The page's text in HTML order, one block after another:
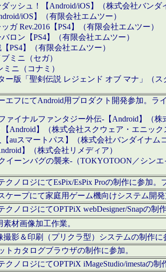
ッシュ！【Android/iOS】（株式会社バンダ
iOS】（有限会社エムツー）
ガ Rev.2016【PS4】（有限会社エムツー）
ロン【PS4】（有限会社エムツー）
PS4】（有限会社エムツー）
ミニ（セガ）
ミニ（コナミ）
ー版「聖剣伝説 レジェンド オブ マナ」（ス
エフにてAndroid用プロダクト開発参加。ラ
ァイナルファンタジー外伝-【Android】（株
Android】（株式会社スクウェア・エニック
auスマートパス】（株式会社バンダイナム
】（株式会社リメディア）
イーンバグの襲来-（TOKYOTOON／シンエ
クノロジにてEsPix/EsPix Proの制作に参加
ケープにて家庭用ゲーム機向けシステム開発
クノロジにてOPTPiX webDesigner/Snapの
素材画像加工作業。
撮影＆印刷（プリクラ型）システムの制作に
トカタログブラウザの制作に参加。
クノロジにてOPTPiX iMageStudio/imestaの